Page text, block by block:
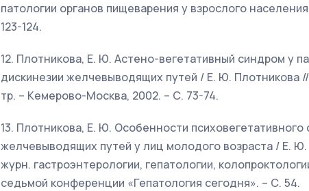
патологии органов пищеварения у взрослого
123-124.
12. Плотникова, Е. Ю. Астено-вегетативный синдром у
дискинезии желчевыводящих путей / Е. Ю. Плотникова
тр. – Кемерово-Москва, 2002. – С. 73-74.
13. Плотникова, Е. Ю. Особенности психовегетативного
желчевыводящих путей у лиц молодого возраста / Е.
журн. гастроэнтерологии, гепатологии,
седьмой конференции «Гепатология сегодня». – С. 54.